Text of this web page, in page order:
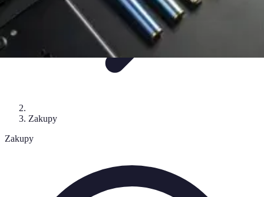
Zakupy
Zakupy